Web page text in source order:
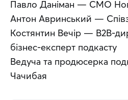
Павло Даніман — СМО
Антон Авринський —
Костянтин Вечір — В2В-
бізнес-експерт подкасту
Ведуча та продюсерка
Чачибая